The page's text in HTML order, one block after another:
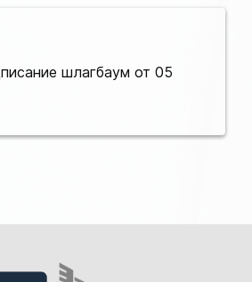
шлагбаум от 05